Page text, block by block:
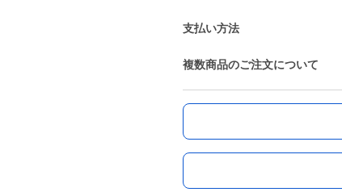
支払い方法
複数商品のご注文について